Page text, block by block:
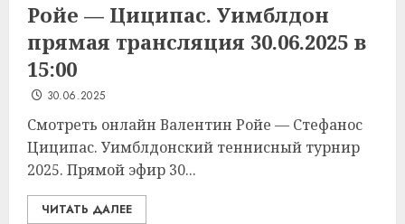
Ройе — Циципас. Уимблдон
прямая трансляция 30.06.2025 в
15:00
30.06.2025
Смотреть онлайн Валентин Ройе — Стефанос
Циципас. Уимблдонский теннисный турнир
2025. Прямой эфир 30...
ЧИТАТЬ ДАЛЕЕ